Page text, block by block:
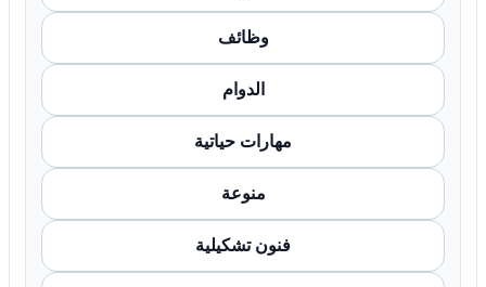
وظائف
الدوام
مهارات حياتية
منوعة
فنون تشكيلية